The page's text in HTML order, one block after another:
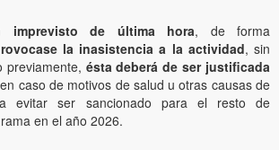
imprevisto de última hora, de forma
la inasistencia a la actividad, sin
previamente, ésta deberá de ser justificada
en caso de motivos de salud u otras causas de
evitar ser sancionado para el resto de
en el año 2026.